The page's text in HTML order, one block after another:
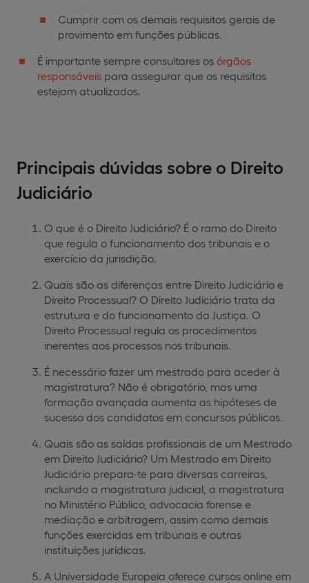
Cumprir com os demais requisitos gerais de
provimento em funções públicas.
É importante sempre consultares os órgãos
responsáveis para assegurar que os requisitos
estejam atualizados.
Principais dúvidas sobre o Direito
Judiciário
O que é o Direito Judiciário? É o ramo do Direito
que regula o funcionamento dos tribunais e o
exercício da jurisdição.
Quais são as diferenças entre Direito Judiciário e
Direito Processual? O Direito Judiciário trata da
estrutura e do funcionamento da Justiça. O
Direito Processual regula os procedimentos
inerentes aos processos nos tribunais.
É necessário fazer um mestrado para aceder à
magistratura? Não é obrigatório, mas uma
formação avançada aumenta as hipóteses de
sucesso dos candidatos em concursos públicos.
Quais são as saídas profissionais de um Mestrado
em Direito Judiciário? Um Mestrado em Direito
Judiciário prepara-te para diversas carreiras,
incluindo a magistratura judicial, a magistratura
no Ministério Público, advocacia forense e
mediação e arbitragem, assim como demais
funções exercidas em tribunais e outras
instituições jurídicas.
A Universidade Europeia oferece cursos online em